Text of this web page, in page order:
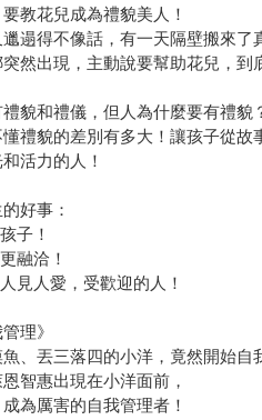
教花兒成為禮貌美人！
遢得不像話，有一天隔壁搬來
然出現，主動說要幫助花兒，
貌和禮儀，但人為什麼要有禮
禮貌的差別有多大！讓孩子從
活力的人！
好事：
子！
融洽！
見人愛，受歡迎的人！
理》
、丟三落四的小洋，竟然開始
智惠出現在小洋面前，
為厲害的自我管理者！